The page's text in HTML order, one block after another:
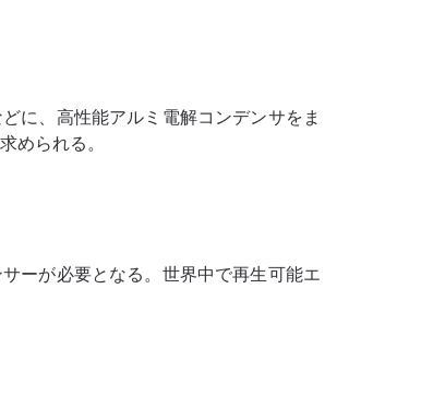
に、高性能アルミ電解コンデンサをま
められる。
ーが必要となる。世界中で再生可能エ